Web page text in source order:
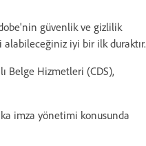
güvenlik ve gizlilik
iyi bir ilk duraktır.
Belge Hizmetleri (CDS),
imza yönetimi konusunda